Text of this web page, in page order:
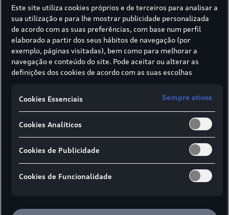
Este site utiliza cookies próprios e de terceiros para analisar a
sua utilização e para lhe mostrar publicidade personalizada
de acordo com as suas preferências, com base num perfil
elaborado a partir dos seus hábitos de navegação (por
exemplo, páginas visitadas), bem como para melhorar a
navegação e conteúdo do site. Pode aceitar ou alterar as
definições dos cookies de acordo com as suas escolhas
informações sobre como a SIVA recolhe e trata cookies,
consulte a Política de cookies
Cookies Essenciais Sempre ativos
Cookies Analíticos
Cookies de Publicidade
Cookies de Funcionalidade